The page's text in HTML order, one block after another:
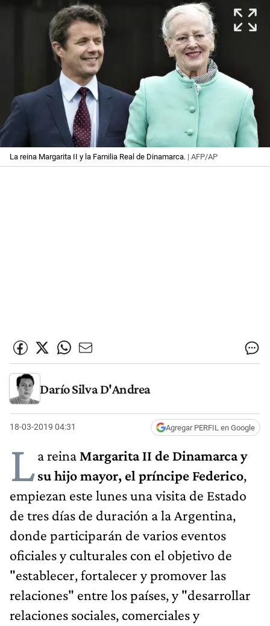
La reina Margarita II y la Familia Real de Dinamarca. | AFP/AP
Darío Silva D'Andrea
18-03-2019 04:31 Agregar PERFIL en Google
La reina Margarita II de Dinamarca y
su hijo mayor, el príncipe Federico,
empiezan este lunes una visita de Estado
de tres días de duración a la Argentina,
donde participarán de varios eventos
oficiales y culturales con el objetivo de
"establecer, fortalecer y promover las
relaciones" entre los países, y "desarrollar
relaciones sociales, comerciales y